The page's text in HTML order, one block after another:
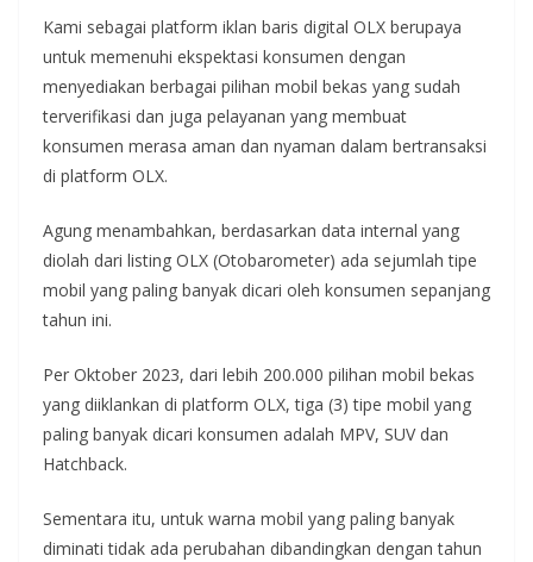
Kami sebagai platform iklan baris digital OLX berupaya
untuk memenuhi ekspektasi konsumen dengan
menyediakan berbagai pilihan mobil bekas yang sudah
terverifikasi dan juga pelayanan yang membuat
konsumen merasa aman dan nyaman dalam bertransaksi
di platform OLX.
Agung menambahkan, berdasarkan data internal yang
diolah dari listing OLX (Otobarometer) ada sejumlah tipe
mobil yang paling banyak dicari oleh konsumen sepanjang
tahun ini.
Per Oktober 2023, dari lebih 200.000 pilihan mobil bekas
yang diiklankan di platform OLX, tiga (3) tipe mobil yang
paling banyak dicari konsumen adalah MPV, SUV dan
Hatchback.
Sementara itu, untuk warna mobil yang paling banyak
diminati tidak ada perubahan dibandingkan dengan tahun